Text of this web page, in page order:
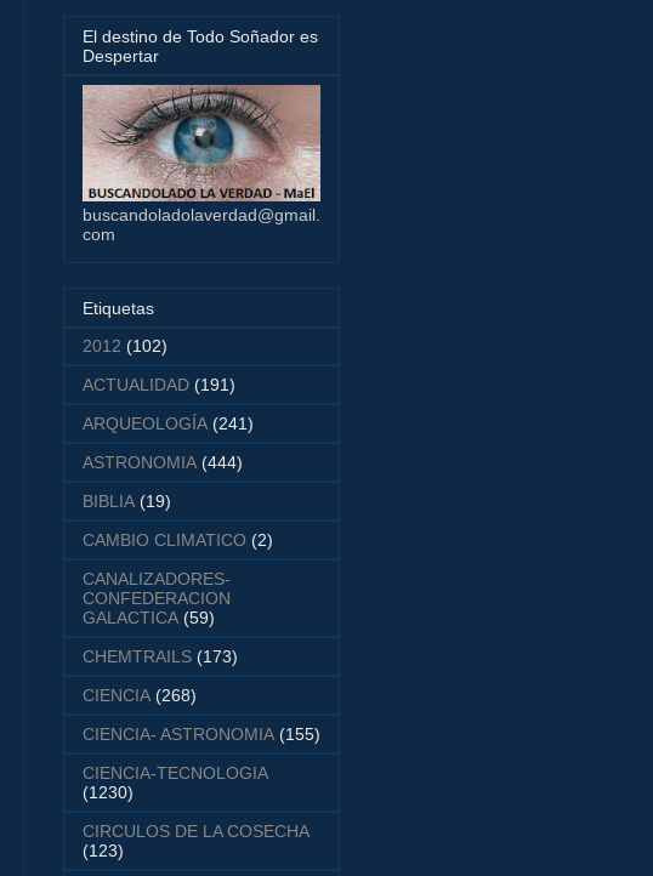
El destino de Todo Soñador es
Despertar
buscandoladolaverdad@gmail.
com
Etiquetas
2012 (102)
ACTUALIDAD (191)
ARQUEOLOGÍA (241)
ASTRONOMIA (444)
BIBLIA (19)
CAMBIO CLIMATICO (2)
CANALIZADORES-
CONFEDERACION
GALACTICA (59)
CHEMTRAILS (173)
CIENCIA (268)
CIENCIA- ASTRONOMIA (155)
CIENCIA-TECNOLOGIA
(1230)
CIRCULOS DE LA COSECHA
(123)